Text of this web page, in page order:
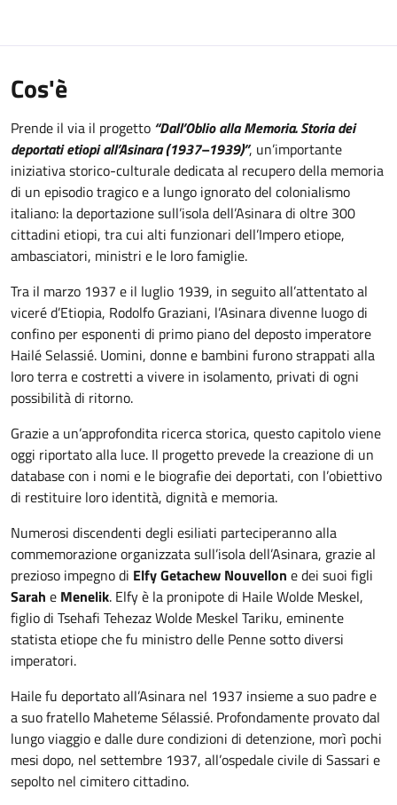
Cos'è
Prende il via il progetto “Dall’Oblio alla Memoria. Storia dei
deportati etiopi all’Asinara (1937–1939)”, un’importante
iniziativa storico-culturale dedicata al recupero della memoria
di un episodio tragico e a lungo ignorato del colonialismo
italiano: la deportazione sull’isola dell’Asinara di oltre 300
cittadini etiopi, tra cui alti funzionari dell’Impero etiope,
ambasciatori, ministri e le loro famiglie.
Tra il marzo 1937 e il luglio 1939, in seguito all’attentato al
viceré d’Etiopia, Rodolfo Graziani, l’Asinara divenne luogo di
confino per esponenti di primo piano del deposto imperatore
Hailé Selassié. Uomini, donne e bambini furono strappati alla
loro terra e costretti a vivere in isolamento, privati di ogni
possibilità di ritorno.
Grazie a un’approfondita ricerca storica, questo capitolo viene
oggi riportato alla luce. Il progetto prevede la creazione di un
database con i nomi e le biografie dei deportati, con l’obiettivo
di restituire loro identità, dignità e memoria.
Numerosi discendenti degli esiliati parteciperanno alla
commemorazione organizzata sull’isola dell’Asinara, grazie al
prezioso impegno di Elfy Getachew Nouvellon e dei suoi figli
Sarah e Menelik. Elfy è la pronipote di Haile Wolde Meskel,
figlio di Tsehafi Tehezaz Wolde Meskel Tariku, eminente
statista etiope che fu ministro delle Penne sotto diversi
imperatori.
Haile fu deportato all’Asinara nel 1937 insieme a suo padre e
a suo fratello Maheteme Sélassié. Profondamente provato dal
lungo viaggio e dalle dure condizioni di detenzione, morì pochi
mesi dopo, nel settembre 1937, all’ospedale civile di Sassari e
sepolto nel cimitero cittadino.